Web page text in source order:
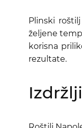
Plinski
željene
korisna
rezultate.